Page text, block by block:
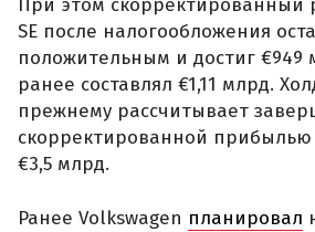
При этом скорректированный
SE после налогообложения
положительным и достиг €949
ранее составлял €1,11 млрд.
прежнему рассчитывает
скорректированной прибылью
€3,5 млрд.
Ранее Volkswagen планировал